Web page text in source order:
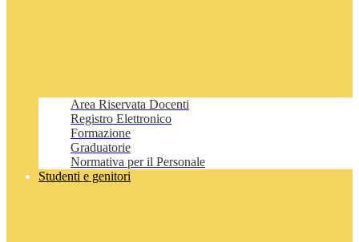
Area Riservata Docenti
Registro Elettronico
Formazione
Graduatorie
Normativa per il Personale
Studenti e genitori